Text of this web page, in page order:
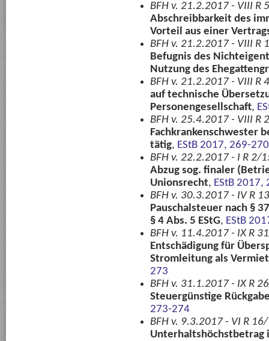
BFH v. 21.2.2017 - VIII
Abschreibbarkeit des
Vorteil aus einer
BFH v. 21.2.2017 - VIII
Befugnis des
Nutzung des
BFH v. 21.2.2017 - VIII
auf technische
Personengesellschaft,
BFH v. 25.4.2017 - VIII R
Fachkrankenschwester
tätig, EStB 2017, 269-270
BFH v. 22.2.2017 - I R 2/
Abzug sog. finaler
Unionsrecht, EStB 2017,
BFH v. 30.3.2017 - IV R
Pauschalsteuer nach §
§ 4 Abs. 5 EStG, EStB
BFH v. 11.4.2017 - IX R
Entschädigung für
Stromleitung als
273
BFH v. 31.1.2017 - IX R
Steuergünstige
273-274
BFH v. 9.3.2017 - VI R
Unterhaltshöchstbetrag